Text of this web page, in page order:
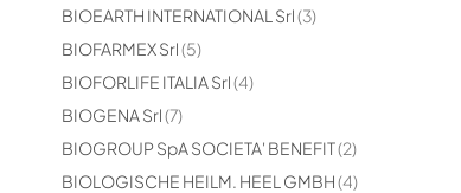
BIOEARTH INTERNATIONAL Srl 3
elementi
BIOFARMEX Srl 5
elementi
BIOFORLIFE ITALIA Srl 4
elementi
BIOGENA Srl 7
elementi
BIOGROUP SpA SOCIETA' BENEFIT 2
elementi
BIOLOGISCHE HEILM. HEEL GMBH 4
elementi